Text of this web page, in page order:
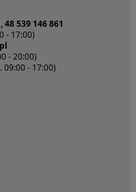
48 539 146 861
- 17:00)
- 20:00)
09:00 - 17:00)